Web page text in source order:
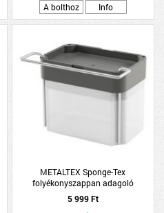
A bolthoz
Info
METALTEX Sponge-Tex
folyékonyszappan adagoló
17x12x22cm szürke
5 999 Ft